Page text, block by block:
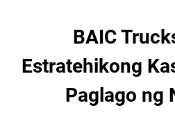
BAIC
Estratehikong
Paglago ng